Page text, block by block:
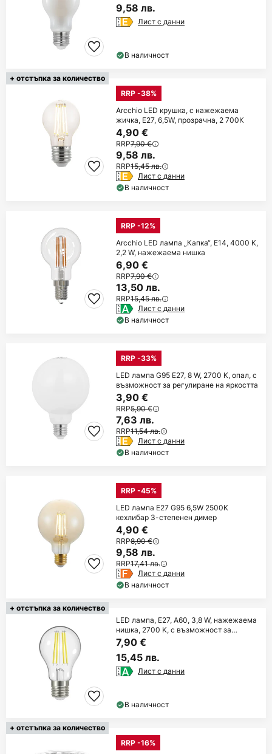
9,58 лв.
Лист с данни
В наличност
+ отстъпка за количество
RRP -38%
Arcchio LED крушка, с нажежаема
жичка, E27, 6,5W, прозрачна, 2 700К
4,90 €
RRP7,90 €
9,58 лв.
RRP15,45 лв.
Лист с данни
В наличност
RRP -12%
Arcchio LED лампа „Капка“, E14, 4000 K,
2,2 W, нажежаема нишка
6,90 €
RRP7,90 €
13,50 лв.
RRP15,45 лв.
Лист с данни
В наличност
RRP -33%
LED лампа G95 E27, 8 W, 2700 K, опал, с
възможност за регулиране на яркостта
3,90 €
RRP5,90 €
7,63 лв.
RRP11,54 лв.
Лист с данни
В наличност
RRP -45%
LED лампа E27 G95 6,5W 2500K
кехлибар 3-степенен димер
4,90 €
RRP8,90 €
9,58 лв.
RRP17,41 лв.
Лист с данни
В наличност
+ отстъпка за количество
LED лампа, E27, A60, 3,8 W, нажежаема
нишка, 2700 K, с възможност за
регулиране
7,90 €
15,45 лв.
Лист с данни
В наличност
+ отстъпка за количество
RRP -16%